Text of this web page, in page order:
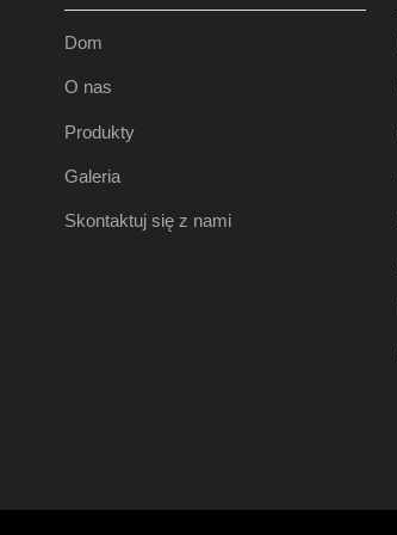
Dom
O nas
Produkty
Galeria
Skontaktuj się z nami